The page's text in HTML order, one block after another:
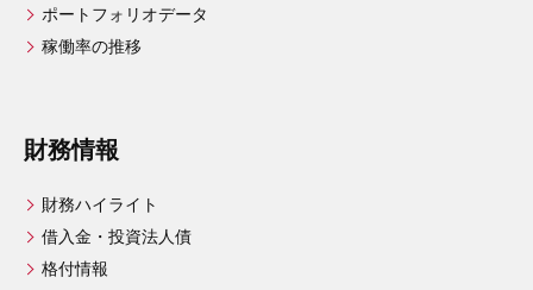
ポートフォリオデータ
稼働率の推移
財務情報
財務ハイライト
借入金・投資法人債
格付情報